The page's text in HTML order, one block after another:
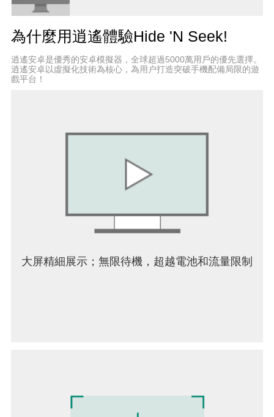
為什麼用逍遙體驗Hide 'N Seek!
逍遙安卓是優秀的安卓模擬器，全球超過5000萬用戶的優先選擇。
逍遙安卓以虛擬化技術為核心，為用户打造突破手機配備局限的遊
戲平台！
大屏精細展示；無限待機，超越電池和流量限制